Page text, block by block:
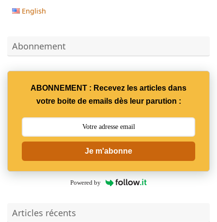
English
Abonnement
ABONNEMENT : Recevez les articles dans
votre boite de emails dès leur parution :
Je m'abonne
Powered by
Articles récents